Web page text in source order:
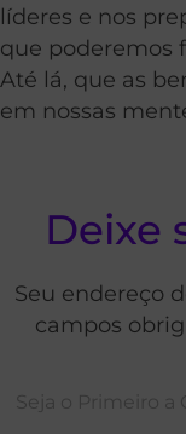
líderes e nos
que poderemos
Até lá, que as
em nossas
Deixe
Seu endereço
campos